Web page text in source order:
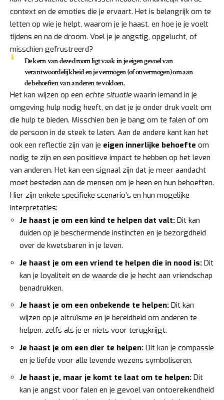
context en de emoties die je ervaart. Het is belangrijk om te
letten op wie je helpt, waarom je je haast, en hoe je je voelt
tijdens en na de droom. Voel je je angstig, opgelucht, of
misschien gefrustreerd?
De kern van deze droom ligt vaak in jeeigen gevoel van
verantwoordelijkheiden je vermogen (of onvermogen) om aan
de behoeften van anderen te voldoen.
Het kan wijzen op een echte situatiewaarin iemand in je
omgeving hulp nodig heeft, en dat je je onder druk voelt om
die hulp te bieden. Misschien ben je bang om te falen of om
de persoon in de steek te laten. Aan de andere kant kan het
ook een reflectie zijn van je eigen innerlijke behoefte om
nodig te zijn en een positieve impact te hebben op het leven
van anderen. Het kan een signaal zijn dat je meer aandacht
moet besteden aan de mensen om je heen en hun behoeften.
Hier zijn enkele specifieke scenario’s en hun mogelijke
interpretaties:
Je haast je om een kind te helpen dat valt: Dit kan
duiden op je beschermende instincten en je bezorgdheid
over de kwetsbaren in je leven.
Je haast je om een vriend te helpen die in nood is: Dit
kan je loyaliteit en de waarde die je hecht aan vriendschap
benadrukken.
Je haast je om een onbekende te helpen: Dit kan
wijzen op je altruïsme en je bereidheid om anderen te
helpen, zelfs als je er niets voor terugkrijgt.
Je haast je om een dier te helpen: Dit kan je compassie
en je liefde voor alle levende wezens symboliseren.
Je haast je, maar je komt te laat om te helpen: Dit
kan je angst voor falen en je gevoel van ontoereikendheid